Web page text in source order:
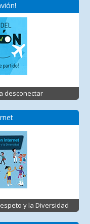
desconectar
y la Diversidad